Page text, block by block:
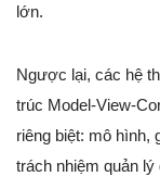
lớn.
Ngược lại, các hệ
trúc Model-View-
riêng biệt: mô hình,
trách nhiệm quản